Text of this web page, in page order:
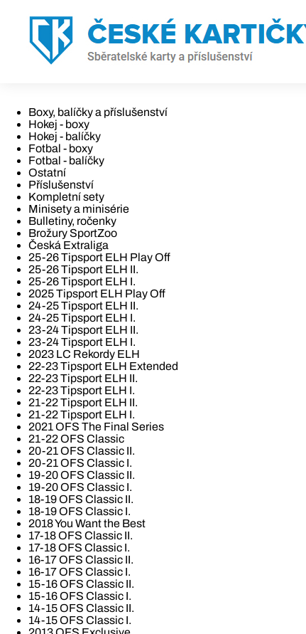
Boxy, balíčky a příslušenství
Hokej - boxy
Hokej - balíčky
Fotbal - boxy
Fotbal - balíčky
Ostatní
Příslušenství
Kompletní sety
Minisety a minisérie
Bulletiny, ročenky
Brožury SportZoo
Česká Extraliga
25-26 Tipsport ELH Play Off
25-26 Tipsport ELH II.
25-26 Tipsport ELH I.
2025 Tipsport ELH Play Off
24-25 Tipsport ELH II.
24-25 Tipsport ELH I.
23-24 Tipsport ELH II.
23-24 Tipsport ELH I.
2023 LC Rekordy ELH
22-23 Tipsport ELH Extended
22-23 Tipsport ELH II.
22-23 Tipsport ELH I.
21-22 Tipsport ELH II.
21-22 Tipsport ELH I.
2021 OFS The Final Series
21-22 OFS Classic
20-21 OFS Classic II.
20-21 OFS Classic I.
19-20 OFS Classic II.
19-20 OFS Classic I.
18-19 OFS Classic II.
18-19 OFS Classic I.
2018 You Want the Best
17-18 OFS Classic II.
17-18 OFS Classic I.
16-17 OFS Classic II.
16-17 OFS Classic I.
15-16 OFS Classic II.
15-16 OFS Classic I.
14-15 OFS Classic II.
14-15 OFS Classic I.